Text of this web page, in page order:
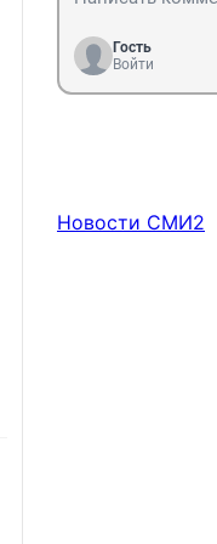
Гость
Войти
Новости СМИ2